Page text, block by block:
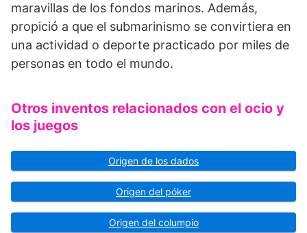
maravillas de los fondos marinos. Además,
propició a que el submarinismo se convirtiera en
una actividad o deporte practicado por miles de
personas en todo el mundo.
Otros inventos relacionados con el ocio y
los juegos
Origen de los dados
Origen del póker
Origen del columpio